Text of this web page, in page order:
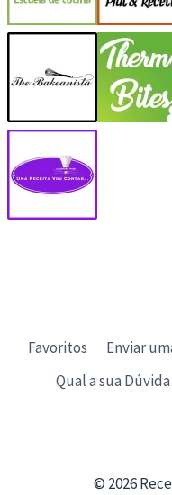
Favoritos Enviar
Qual a sua Dúvida
© 2026